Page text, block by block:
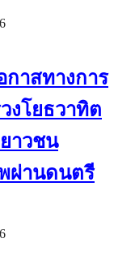
กาสทางการ
งโยธวาทิต
าวชน
ผ่านดนตรี